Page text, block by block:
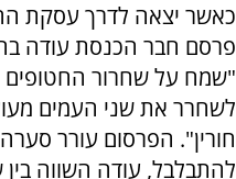
כאשר יצאה לדרך עסקת
פרסם חבר הכנסת עודה
"שמח על שחרור החטופים
לשחרר את שני העמים מעול
חורין". הפרסום עורר
להתבלבל, עודה השווה